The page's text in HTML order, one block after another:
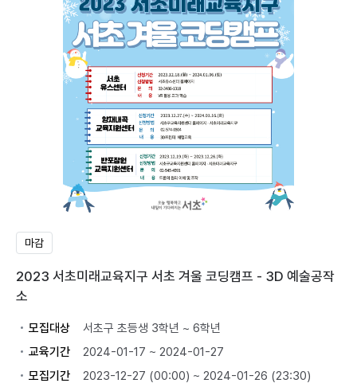
마감
2023 서초미래교육지구 서초 겨울 코딩캠프 - 3D 예술공작
소
모집대상
서초구 초등생 3학년 ~ 6학년
교육기간
2024-01-17 ~ 2024-01-27
모집기간
2023-12-27 (00:00) ~ 2024-01-26 (23:30)